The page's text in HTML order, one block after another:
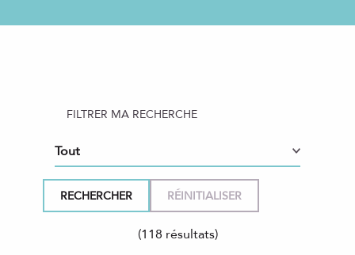
FILTRER MA RECHERCHE
(118 résultats)